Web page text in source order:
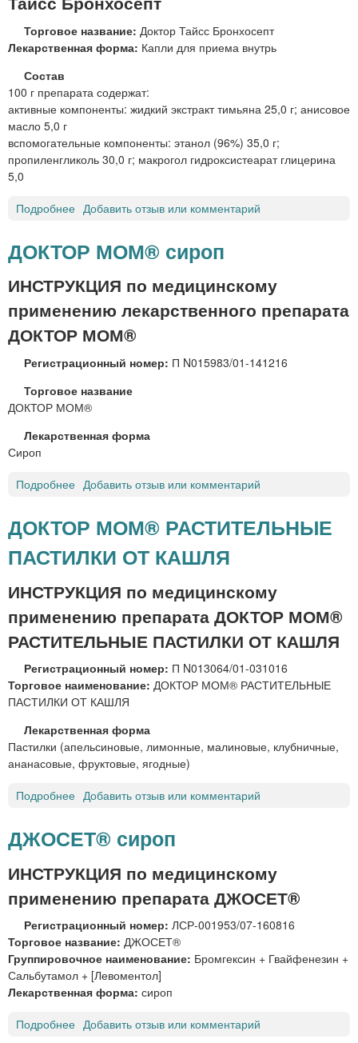
р
и
м
е
н
я
и
л
я
ц
и
й
И
С
п
у
л
ы
Торговое название: Доктор Тайсс Бронхосепт
Лекарственная форма: Капли для приема внутрь
Состав
100 г препарата содержат:
активные компоненты: жидкий экстракт тимьяна 25,0 г; анисовое
масло 5,0 г
вспомогательные компоненты: этанол (96%) 35,0 г;
пропиленгликоль 30,0 г; макрогол гидроксистеарат глицерина
5,0
Подробнее
к
о
р
а
й
с
Б
о
е
т
а
п
л
и
л
я
п
р
и
е
н
у
р
ь
Добавить отзыв или комментарий
ДОКТОР МОМ® сироп
ИНСТРУКЦИЯ по медицинскому
применению лекарственного препарата
ДОКТОР МОМ®
Регистрационный номер: П N015983/01-141216
Торговое название
ДОКТОР МОМ®
Лекарственная форма
Сироп
Подробнее
К
Т
О
Р
М
О
М
®
с
и
р
п
Добавить отзыв или комментарий
ДОКТОР МОМ® РАСТИТЕЛЬНЫЕ
ПАСТИЛКИ ОТ КАШЛЯ
ИНСТРУКЦИЯ по медицинскому
применению препарата ДОКТОР МОМ®
РАСТИТЕЛЬНЫЕ ПАСТИЛКИ ОТ КАШЛЯ
Регистрационный номер: П N013064/01-031016
Торговое наименование: ДОКТОР МОМ® РАСТИТЕЛЬНЫЕ
ПАСТИЛКИ ОТ КАШЛЯ
Лекарственная форма
Пастилки (апельсиновые, лимонные, малиновые, клубничные,
ананасовые, фруктовые, ягодные)
Подробнее
О
К
О
Р
О
М
®
Р
А
Добавить отзыв или комментарий
ДЖОСЕТ® сироп
ИНСТРУКЦИЯ по медицинскому
применению препарата ДЖОСЕТ®
Регистрационный номер: ЛСР-001953/07-160816
Торговое название: ДЖОСЕТ®
Группировочное наименование: Бромгексин + Гвайфенезин +
Сальбутамол + [Левоментол]
Лекарственная форма: сироп
Подробнее Добавить отзыв или комментарий